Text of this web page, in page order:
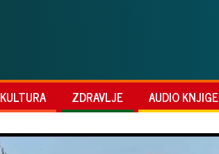
KULTURA ZDRAVLJE AUDIO KNJIGE